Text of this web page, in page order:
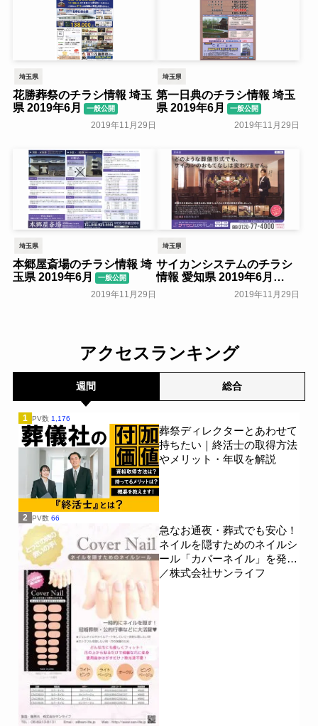
埼玉県
花勝葬祭のチラシ情報 埼玉
県 2019年6月
一般公開
2019年11月29日
埼玉県
第一日典のチラシ情報 埼玉
県 2019年6月
一般公開
2019年11月29日
埼玉県
本郷屋斎場のチラシ情報 埼
玉県 2019年6月
一般公開
2019年11月29日
埼玉県
サイカンシステムのチラシ
情報 愛知県 2019年6月
2019年11月29日
アクセスランキング
週間 総合
1 PV数 1,176
葬祭ディレクターとあわせて
持ちたい｜終活士の取得方法
やメリット・年収を解説
2 PV数 66
急なお通夜・葬式でも安心！
ネイルを隠すためのネイルシ
ール「カバーネイル」を発売
／株式会社サンライフ